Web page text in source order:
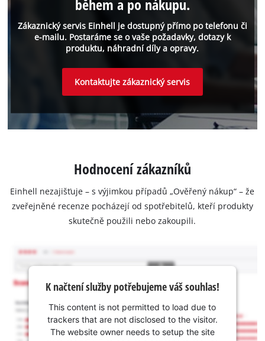
Zákaznický servis Einhell je dostupný přímo po telefonu či
e-mailu. Postaráme se o vaše požadavky, dotazy k
produktu, náhradní díly a opravy.
během a po nákupu.
Kontaktujte zákaznický servis
Hodnocení zákazníků
Einhell nezajišťuje – s výjimkou případů „Ověřený nákup“ – že
zveřejněné recenze pocházejí od spotřebitelů, kteří produkty
skutečně použili nebo zakoupili.
K načtení služby potřebujeme váš souhlas!
This content is not permitted to load due to
trackers that are not disclosed to the visitor.
The website owner needs to setup the site